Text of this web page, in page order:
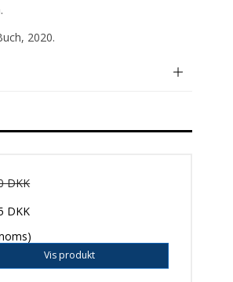
2020.
DKK
DKK
Vis produkt